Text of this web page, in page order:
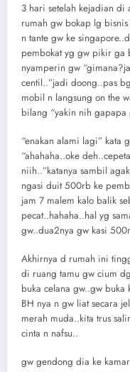
3 hari setelah kejadian di
rumah gw bokap lg
n tante gw ke
pembokat yg gw pikir ga
nyamperin gw
centil..”jadi doong..pas
mobil n langsung on the
bilang “yakin nih gapapa
“enakan alami lagi” kata
“ahahaha..oke
niih..”katanya sambil
ngasi duit 500rb ke
jam 7 malem kalo balik
pecat..hahaha..hal yg
gw..dua2nya gw kasi
Akhirnya d rumah ini
di ruang tamu gw cium
buka celana gw..gw
BH nya n gw liat secara
merah muda..kita trus
cinta n nafsu..
gw gendong dia ke